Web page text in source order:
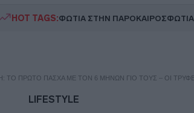
HOT TAGS:ΦΩΤΙΑ ΣΤΗΝ ΠΑΡΟΚΑΙΡΟΣΦΩΤΙΑ
ΤΟ ΠΡΏΤΟ ΠΆΣΧΑ ΜΕ ΤΟΝ 6 ΜΗΝΏΝ ΓΙΟ ΤΟΥΣ – ΟΙ
LIFESTYLE